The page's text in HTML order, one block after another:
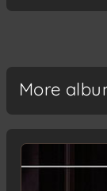
More